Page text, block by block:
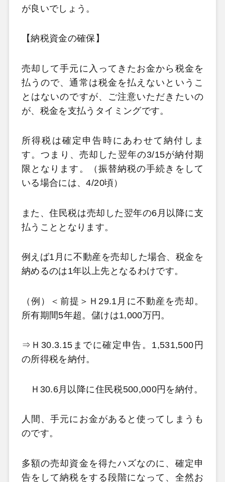
が良いでしょう。
【納税資金の確保】
売却して手元に入ってきたお金から税金を
払うので、通常は税金を払えないというこ
とはないのですが、ご注意いただきたいの
が、 税金を支払うタイミングです。
所得税は確定申告時にあわせて納付しま
す。つまり、売却した翌年の3/15が納付期
限となります。（振替納税の手続きをして
いる場合には、4/20頃）
また、住民税は売却した翌年の6月以降に支
払うこととなります。
例えば1月に不動産を売却した場合、税金を
納めるのは1年以上先となるわけです。
（例）＜前提＞Ｈ29.1月に不動産を売却。
所有期間5年超。儲けは1,000万円。
⇒Ｈ30.3.15までに確定申告。1,531,500円
の所得税を納付。
Ｈ30.6月以降に住民税500,000円を納付。
人間、手元にお金があると使ってしまうも
のです。
多額の売却資金を得たハズなのに、確定申
告をして納税をする段階になって、全然お